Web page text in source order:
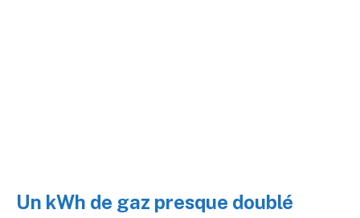
Un kWh de gaz presque doublé